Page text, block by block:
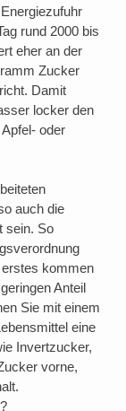
rund 2000 bis
eher an der
Zucker
Damit
locker den
oder
auch die
sein. So
erstes kommen
Anteil
Sie mit einem
eine
Invertzucker,
vorne,